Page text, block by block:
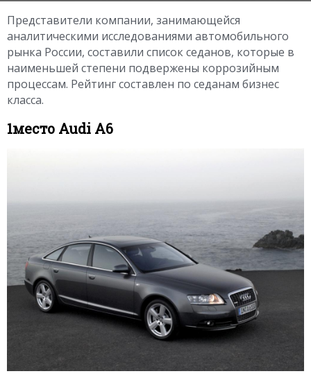
Представители компании, занимающейся
аналитическими исследованиями автомобильного
рынка России, составили список седанов, которые в
наименьшей степени подвержены коррозийным
процессам. Рейтинг составлен по седанам бизнес
класса.
1место Audi A6